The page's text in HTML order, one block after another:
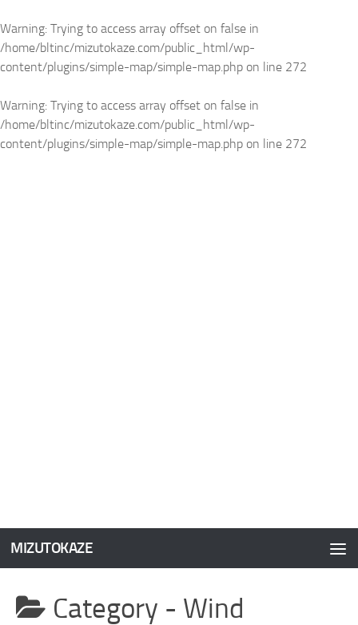
Warning: Trying to access array offset on false in
/home/bltinc/mizutokaze.com/public_html/wp-
content/plugins/simple-map/simple-map.php on line 272
Warning: Trying to access array offset on false in
/home/bltinc/mizutokaze.com/public_html/wp-
content/plugins/simple-map/simple-map.php on line 272
コンテンツへスキップ
MIZUTOKAZE
Category - Wind